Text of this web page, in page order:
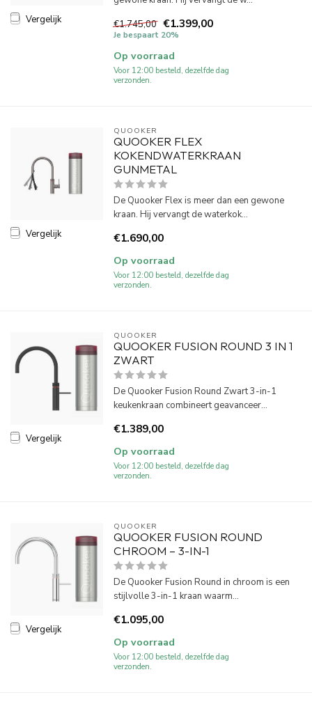
Vergelijk
€1.745,00 €1.399,00
Je bespaart 20%
Op voorraad
Voor 12:00 besteld, dezelfde dag
verzonden.
Vergelijk
QUOOKER
QUOOKER FLEX
KOKENDWATERKRAAN
GUNMETAL
De Quooker Flex is meer dan een gewone
kraan. Hij vervangt de waterkok...
€1.690,00
Op voorraad
Voor 12:00 besteld, dezelfde dag
verzonden.
Vergelijk
QUOOKER
QUOOKER FUSION ROUND 3 IN 1
ZWART
De Quooker Fusion Round Zwart 3-in-1
keukenkraan combineert geavanceer...
€1.389,00
Op voorraad
Voor 12:00 besteld, dezelfde dag
verzonden.
Vergelijk
QUOOKER
QUOOKER FUSION ROUND
CHROOM – 3-IN-1
De Quooker Fusion Round in chroom is een
stijlvolle 3-in-1 kraan waarm...
€1.095,00
Op voorraad
Voor 12:00 besteld, dezelfde dag
verzonden.